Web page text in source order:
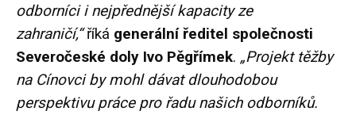
odborníci i nejpřednější kapacity ze
zahraničí,“říká generální ředitel společnosti
Severočeské doly Ivo Pěgřímek. „Projekt těžby
na Cínovci by mohl dávat dlouhodobou
perspektivu práce pro řadu našich odborníků.